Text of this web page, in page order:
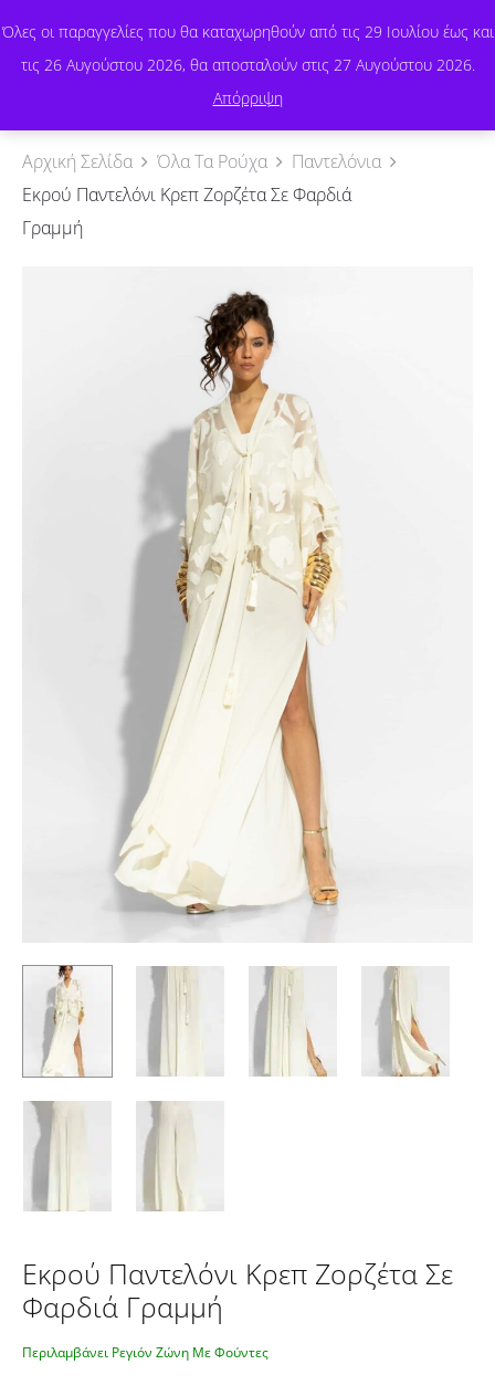
Όλες οι παραγγελίες που θα καταχωρηθούν από τις 29 Ιουλίου έως και
τις 26 Αυγούστου 2026, θα αποσταλούν στις 27 Αυγούστου 2026.
Απόρριψη
Αρχική Σελίδα Όλα Τα Ρούχα
Παντελόνια
Εκρού Παντελόνι Κρεπ Ζορζέτα Σε Φαρδιά
Γραμμή
Εκρού Παντελόνι Κρεπ Ζορζέτα Σε
Φαρδιά Γραμμή
Περιλαμβάνει Ρεγιόν Ζώνη Με Φούντες